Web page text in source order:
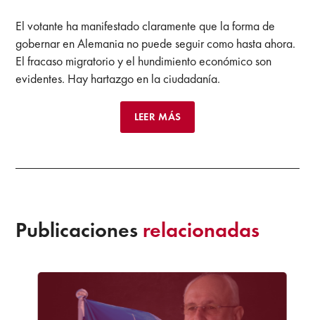
El votante ha manifestado claramente que la forma de
gobernar en Alemania no puede seguir como hasta ahora.
El fracaso migratorio y el hundimiento económico son
evidentes. Hay hartazgo en la ciudadanía.
LEER MÁS
Publicaciones relacionadas